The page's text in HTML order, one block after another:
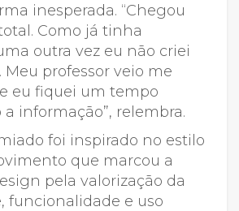
inesperada. “Chegou
Como já tinha
outra vez eu não criei
Meu professor veio me
eu fiquei um tempo
a informação”, relembra.
foi inspirado no estilo
que marcou a
pela valorização da
funcionalidade e uso